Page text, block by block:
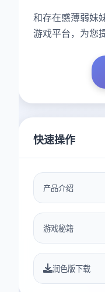
和存在感薄弱妹
游戏平台，为您
快速操作
产品介绍
游戏秘籍
润色版下载